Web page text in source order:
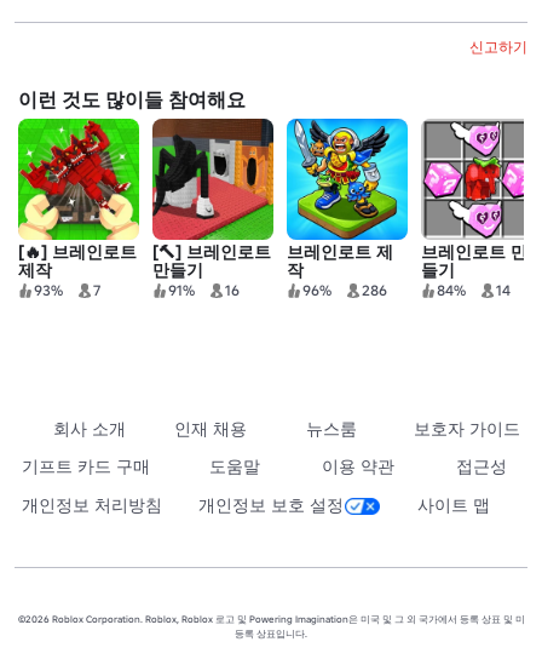
신고하기
이런 것도 많이들 참여해요
[🔥] 브레인로트
제작
93% 7
[🔨] 브레인로트
만들기
91% 16
브레인로트 제
작
96% 286
브레인로트 만
들기
84% 14
회사 소개 인재 채용 뉴스룸
보호자 가이드
기프트 카드 구매
도움말 이용 약관
접근성
개인정보 처리방침
개인정보 보호 설정 사이트 맵
©2026 Roblox Corporation. Roblox, Roblox 로고 및 Powering Imagination은 미국 및 그 외 국가에서 등록 상표 및 미
등록 상표입니다.